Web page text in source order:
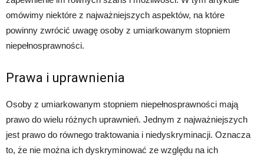
omówimy niektóre z najważniejszych aspektów, na które
powinny zwrócić uwagę osoby z umiarkowanym stopniem
niepełnosprawności.
Prawa i uprawnienia
Osoby z umiarkowanym stopniem niepełnosprawności mają
prawo do wielu różnych uprawnień. Jednym z najważniejszych
jest prawo do równego traktowania i niedyskryminacji. Oznacza
to, że nie można ich dyskryminować ze względu na ich